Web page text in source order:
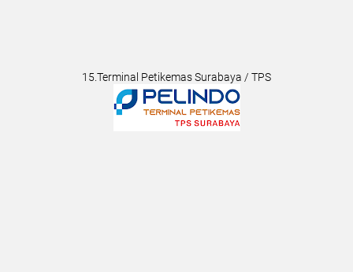
15.Terminal Petikemas Surabaya / TPS